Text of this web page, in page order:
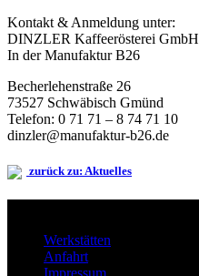
Kontakt & Anmeldung unter:
DINZLER Kaffeerösterei GmbH
In der Manufaktur B26
Becherlehenstraße 26
73527 Schwäbisch Gmünd
Telefon: 0 71 71 – 8 74 71 10
dinzler@manufaktur-b26.de
zurück zu: Aktuelles
Werkstätten
Anfahrt